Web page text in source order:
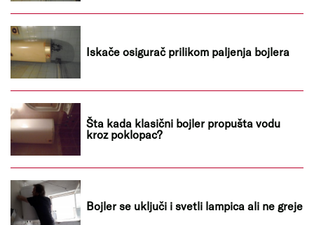
Iskače osigurač prilikom paljenja bojlera
Šta kada klasični bojler propušta vodu
kroz poklopac?
Bojler se uključi i svetli lampica ali ne greje